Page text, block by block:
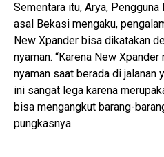
Sementara itu, Arya,
asal Bekasi mengaku,
New Xpander bisa dikatakan
nyaman. “Karena New
nyaman saat berada di jalanan
ini sangat lega karena
bisa mengangkut barang-
pungkasnya.